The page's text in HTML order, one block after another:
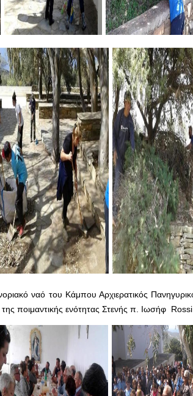
ναό του Κάμπου Αρχιερατικός
ποιμαντικής ενότητας Στενής π. Ιωσήφ